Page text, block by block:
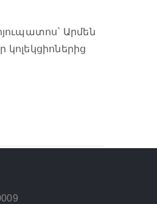
Արմեն